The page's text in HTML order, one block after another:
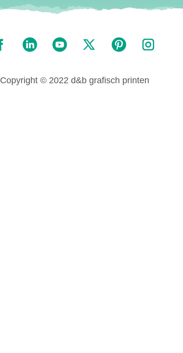
Copyright © 2022 d&b grafisch printen